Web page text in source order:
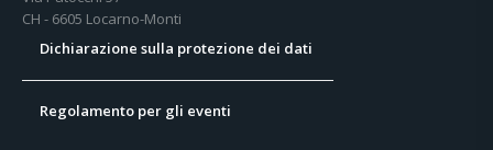
CH - 6605 Locarno-Monti
Dichiarazione sulla protezione dei dati
Regolamento per gli eventi